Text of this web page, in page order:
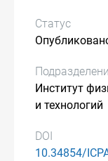
Статус
Институт
и технологий
DOI
10.34854/